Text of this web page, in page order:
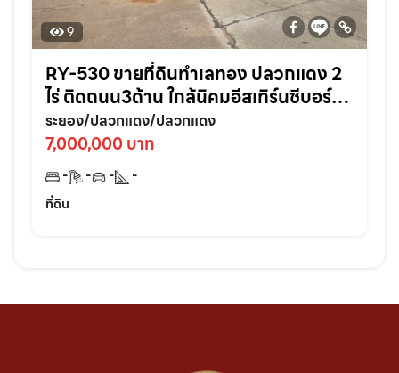
9
RY-530 ขายที่ดินทำเลทอง ปลวกแดง 2
ไร่ ติดถนน3ด้าน ใกล้นิคมอีสเทิร์นซีบอร์ด
เหมาะสร้างบ้าน/หอพัก ลงทุนคุ้ม !
ระยอง/ปลวกแดง/ปลวกแดง
7,000,000 บาท
- - -
-
ที่ดิน